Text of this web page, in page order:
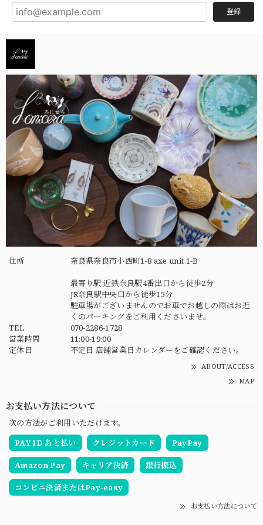
登録
住所 奈良県奈良市小西町1-8 axe unit 1-B
最寄り駅 近鉄奈良駅4番出口から徒歩2分
JR奈良駅中央口から徒歩15分
駐車場がございませんのでお車でお越しの際はお近
くのパーキングをご利用くださいませ。
TEL
070-2286-1728
営業時間
11:00-19:00
定休日
不定日 店舗営業日カレンダーをご確認ください。
ABOUT/ACCESS
MAP
お支払い方法について
次の方法がご利用いただけます。
PAY ID あと払い
クレジットカード PayPay
Amazon Pay キャリア決済 銀行振込
コンビニ決済またはPay-easy
お支払い方法について